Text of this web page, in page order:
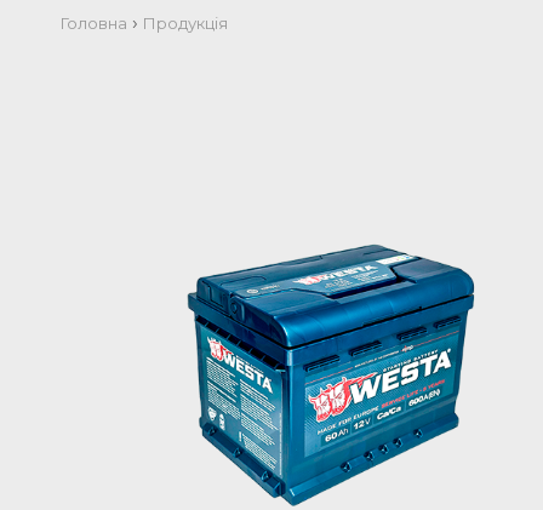
Головна › Продукція